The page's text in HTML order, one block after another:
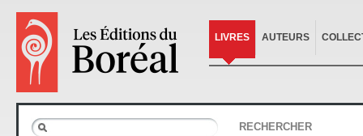
LIVRES AUTEURS
RECHERCHER